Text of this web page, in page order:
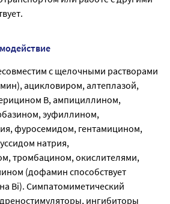
с щелочными растворами
ацикловиром, алтеплазой,
В, ампициллином,
эуфиллином,
фуросемидом, гентамицином,
натрия,
тромбацином, окислителями,
(дофамин способствует
Bi). Симпатомиметический
ингибиторы